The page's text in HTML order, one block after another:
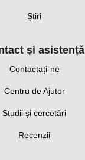
Știri
și asistență
Contactați-ne
Centru de Ajutor
Studii și cercetări
Recenzii